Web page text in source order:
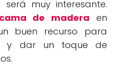
muy interesante.
de madera en
buen recurso para
y dar un toque de